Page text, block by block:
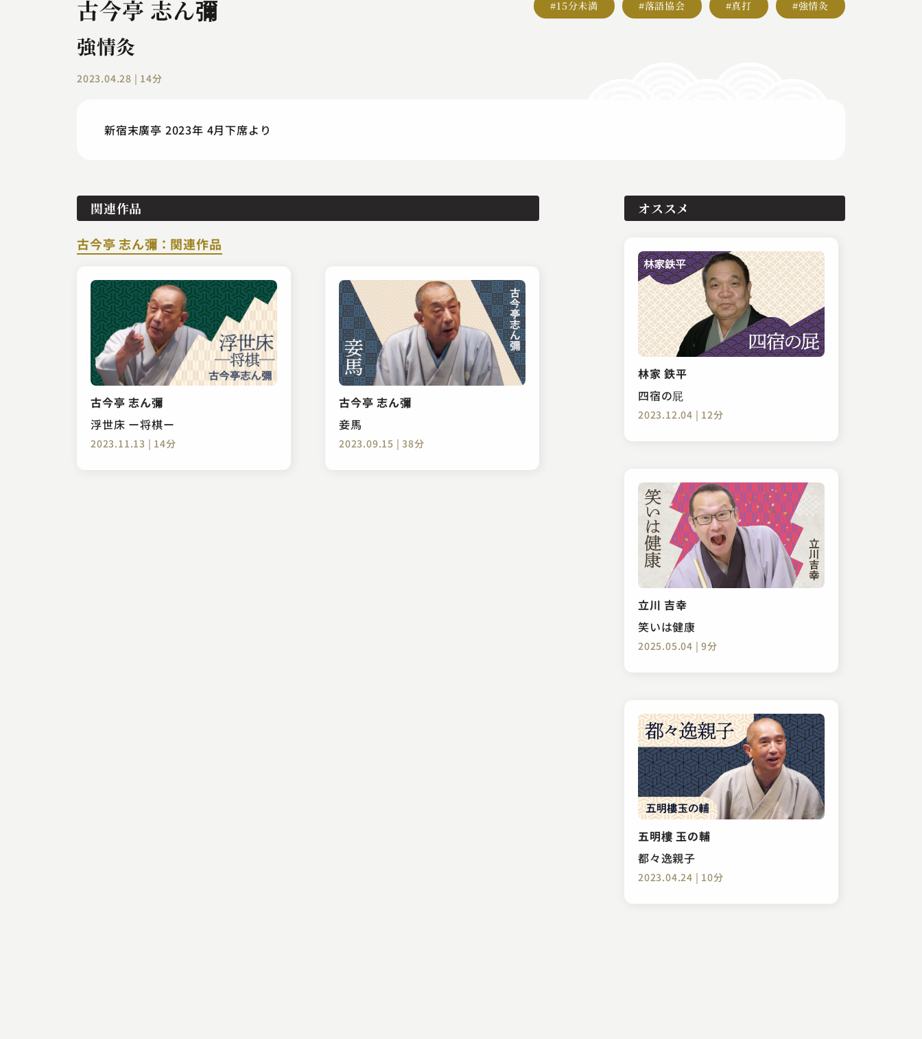
古今亭 志ん彌
強情灸
2023.04.28 | 14分
#15分未満 #落語協会 #真打 #強情灸
新宿末廣亭 2023年 4月下席より
関連作品
古今亭 志ん彌：関連作品
古今亭 志ん彌
浮世床 ー将棋ー
2023.11.13 | 14分
古今亭 志ん彌
妾馬
2023.09.15 | 38分
オススメ
林家 鉄平
四宿の屁
2023.12.04 | 12分
立川 吉幸
笑いは健康
2025.05.04 | 9分
五明樓 玉の輔
都々逸親子
2023.04.24 | 10分